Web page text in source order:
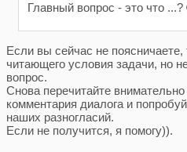
Главный вопрос - это что ...?
Если вы сейчас не
читающего условия задачи, но
вопрос.
Снова перечитайте
комментария диалога и
наших разногласий.
Если не получится, я помогу)).